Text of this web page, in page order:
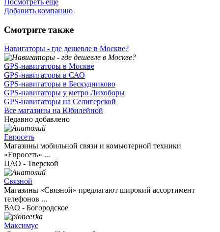
Добавить компанию
Смотрите также
Навигаторы - где дешевле в Москве?
GPS-навигаторы в Москве
GPS-навигаторы в САО
GPS-навигаторы в Бескудниково
GPS-навигаторы у метро Лихоборы
GPS-навигаторы на Селигерской
Все магазины на Юбилейной
Недавно добавлено
Евросеть
Магазины мобильной связи и комьютерной техники
«Евросеть» ...
ЦАО - Тверской
Связной
Магазины «Связной» предлагают широкий ассортимент
телефонов ...
ВАО - Богородское
Максимус